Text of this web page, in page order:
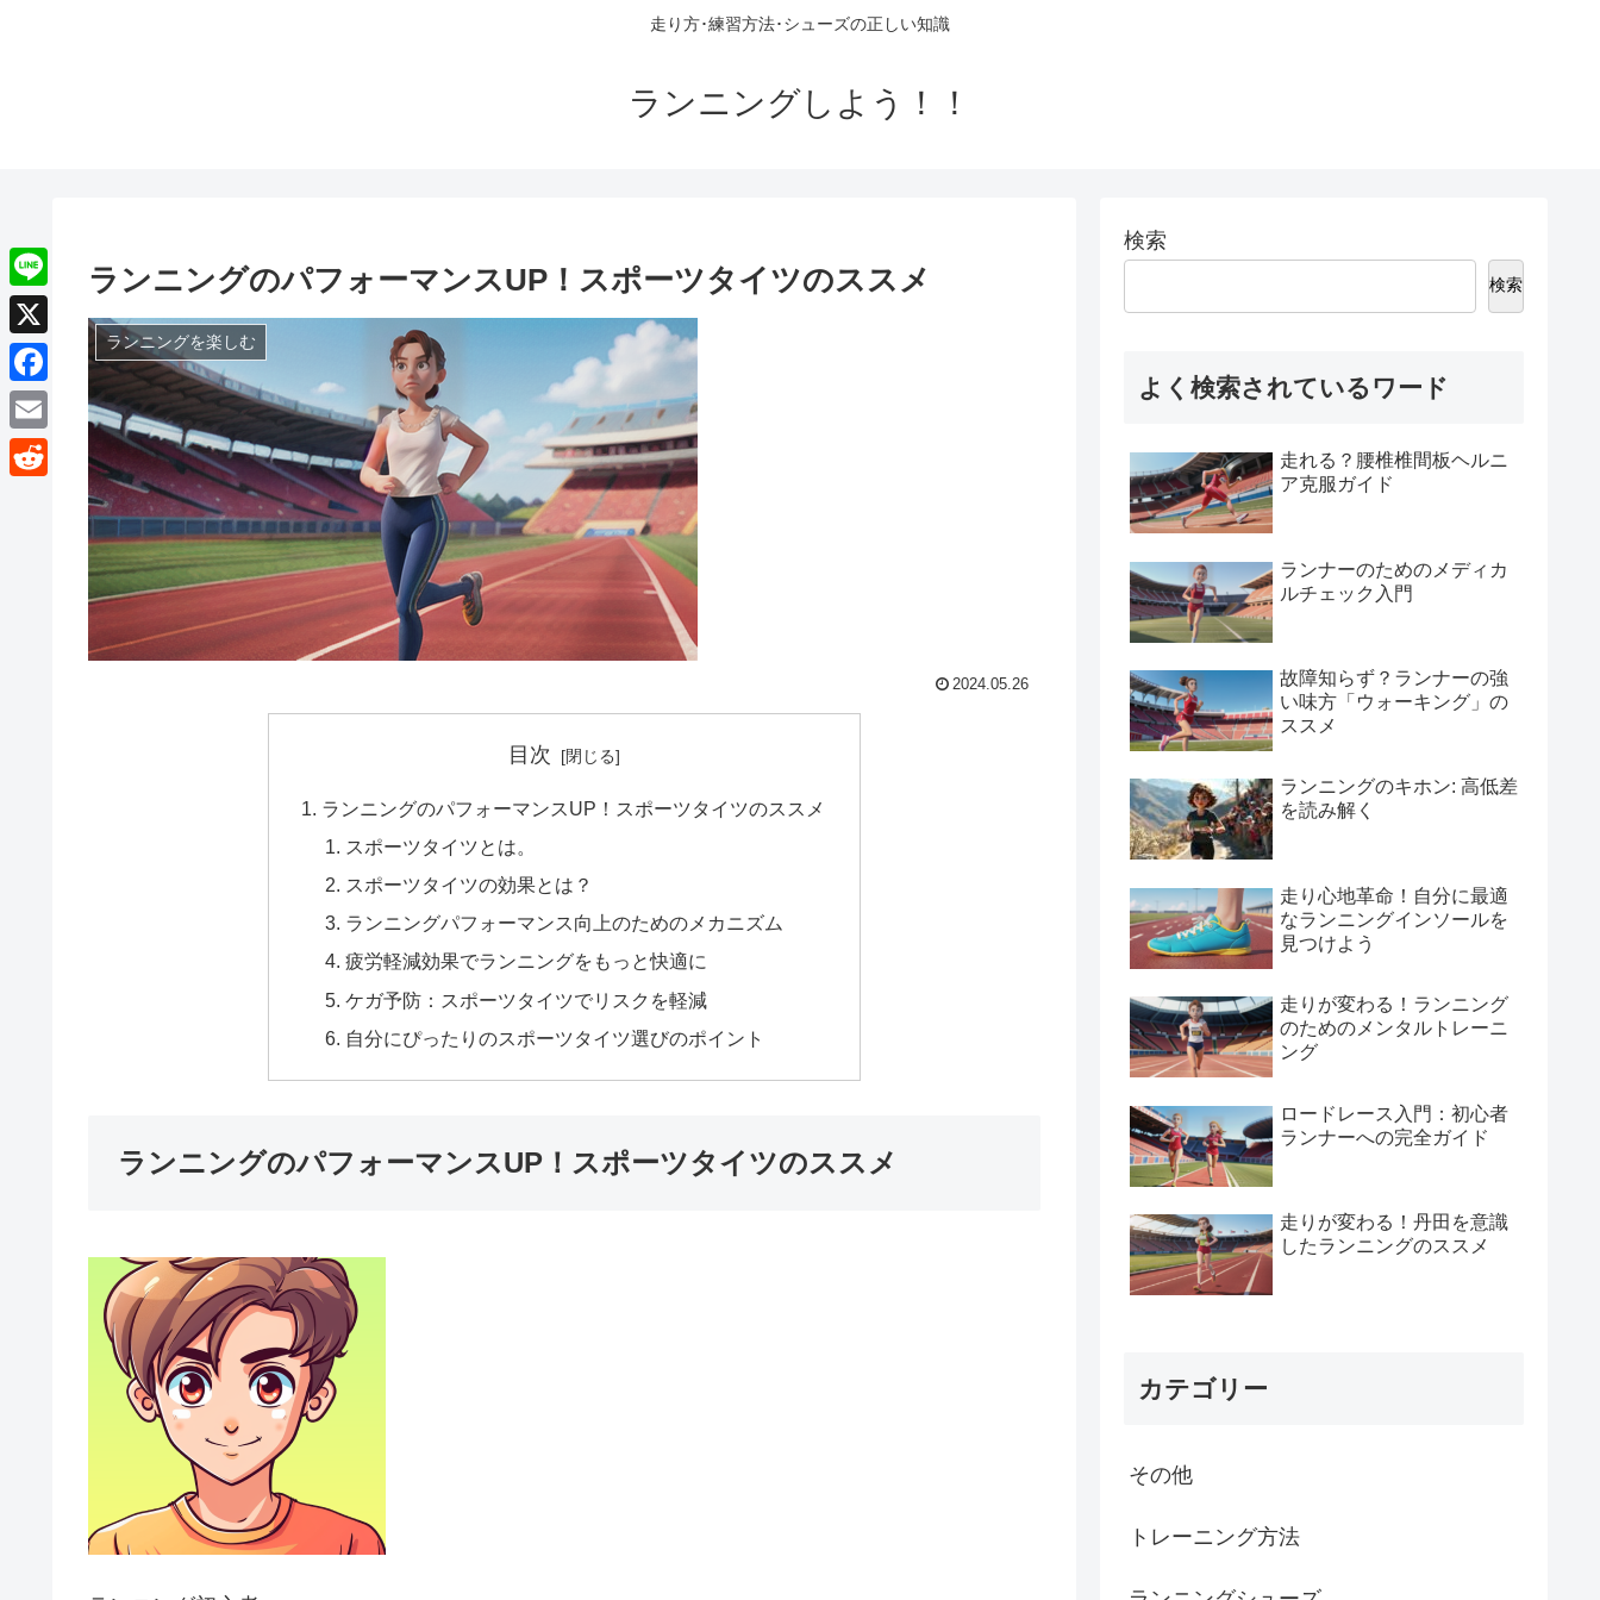
走り方･練習方法･シューズの正しい知識
ランニングしよう！！
ランニングのパフォーマンスUP！スポーツタイツのススメ
ランニングを楽しむ
2024.05.26
目次
ランニングのパフォーマンスUP！スポーツタイツのススメ
スポーツタイツとは。
スポーツタイツの効果とは？
ランニングパフォーマンス向上のためのメカニズム
疲労軽減効果でランニングをもっと快適に
ケガ予防：スポーツタイツでリスクを軽減
自分にぴったりのスポーツタイツ選びのポイント
ランニングのパフォーマンスUP！スポーツタイツのススメ
検索
検索
よく検索されているワード
走れる？腰椎椎間板ヘルニ
ア克服ガイド
ランナーのためのメディカ
ルチェック入門
故障知らず？ランナーの強
い味方「ウォーキング」の
ススメ
ランニングのキホン: 高低差
を読み解く
走り心地革命！自分に最適
なランニングインソールを
見つけよう
走りが変わる！ランニング
のためのメンタルトレーニ
ング
ロードレース入門：初心者
ランナーへの完全ガイド
走りが変わる！丹田を意識
したランニングのススメ
カテゴリー
その他
トレーニング方法
L
i
n
e
X
F
a
c
E